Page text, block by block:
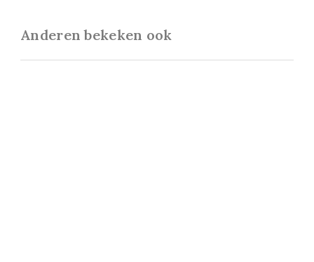
Anderen bekeken ook